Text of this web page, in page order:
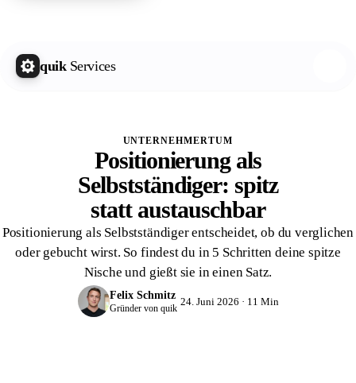
quik Services
UNTERNEHMERTUM
Positionierung als
Selbstständiger: spitz
statt austauschbar
Positionierung als Selbstständiger entscheidet, ob du verglichen
oder gebucht wirst. So findest du in 5 Schritten deine spitze
Nische und gießt sie in einen Satz.
Felix Schmitz
Gründer von quik
24. Juni 2026 · 11 Min